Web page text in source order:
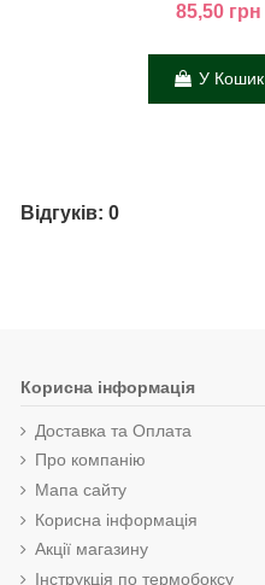
85,50 грн
У Кошик
Відгуків: 0
Корисна інформація
Доставка та Оплата
Про компанію
Мапа сайту
Корисна інформація
Акції магазину
Інструкція по термобоксу